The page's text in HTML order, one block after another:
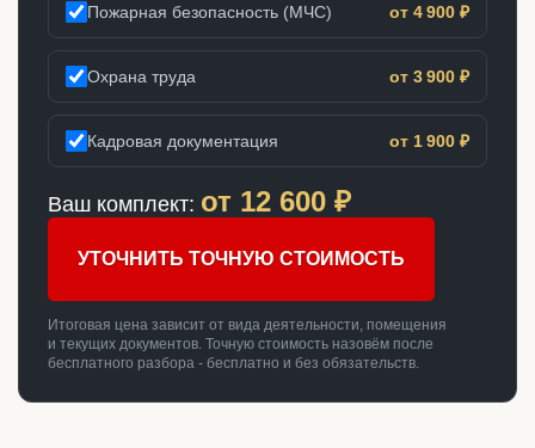
Пожарная безопасность (МЧС) от 4 900 ₽
Охрана труда от 3 900 ₽
Кадровая документация от 1 900 ₽
Ваш комплект: от 12 600 ₽
УТОЧНИТЬ ТОЧНУЮ СТОИМОСТЬ
Итоговая цена зависит от вида деятельности, помещения
и текущих документов. Точную стоимость назовём после
бесплатного разбора - бесплатно и без обязательств.